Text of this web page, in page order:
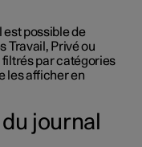
est possible de
Travail, Privé ou
filtrés par catégories
les afficher en
journal